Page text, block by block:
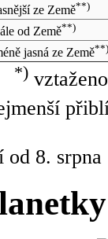
ze Země**)
od Země**)
jasná ze Země**)
*)
8.